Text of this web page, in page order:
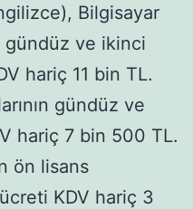
Bilgisayar
gündüz ve ikinci
hariç 11 bin TL.
gündüz ve
hariç 7 bin 500 TL.
ön lisans
KDV hariç 3